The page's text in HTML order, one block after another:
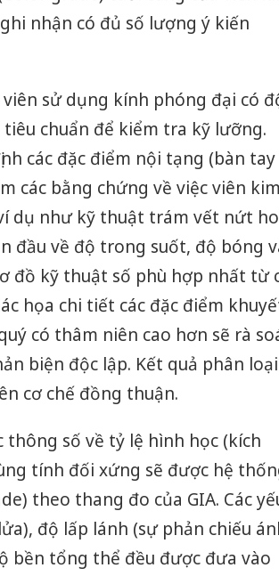
nhận có đủ số lượng ý kiến
sử dụng kính phóng đại có
chuẩn để kiểm tra kỹ lưỡng.
các đặc điểm nội tạng (bàn tay
các bằng chứng về việc viên kim
dụ như kỹ thuật trám vết nứt
đầu về độ trong suốt, độ bóng
đồ kỹ thuật số phù hợp nhất từ
họa chi tiết các đặc điểm
có thâm niên cao hơn sẽ rà
biện độc lập. Kết quả phân loại
cơ chế đồng thuận.
số về tỷ lệ hình học (kích
tính đối xứng sẽ được hệ
theo thang đo của GIA. Các
độ lấp lánh (sự phản chiếu
bền tổng thể đều được đưa vào
Cà
sản
bảo
kinh
Công
án
bán
hại
bán